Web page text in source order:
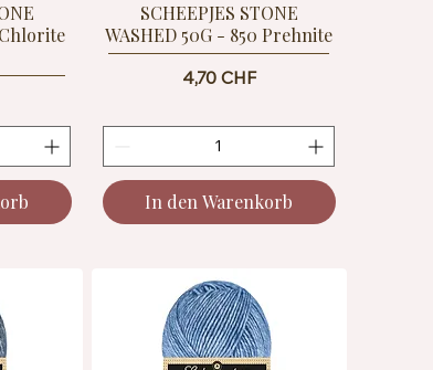
Chlorite
SCHEEPJES STONE
WASHED 50G - 850 Prehnite
Preis
4,70 CHF
In den Warenkorb